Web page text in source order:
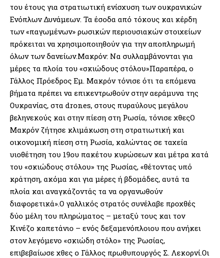
του έτους για στρατιωτική ενίσχυση των ουκρανικών
Ενόπλων Δυνάμεων. Τα έσοδα από τόκους και κέρδη
των «παγωμένων» ρωσικών περιουσιακών στοιχείων
πρόκειται να χρησιμοποιηθούν για την αποπληρωμή
όλων των δανείων.Μακρόν: Να συλλαμβάνονται για
μέρες τα πλοία του «σκιώδους στόλου»Παραπέρα, ο
Γάλλος Πρόεδρος Εμ. Μακρόν τόνισε ότι τα επόμενα
βήματα πρέπει να επικεντρωθούν στην αεράμυνα της
Ουκρανίας, στα drones, στους πυραύλους μεγάλου
βεληνεκούς και στην πίεση στη Ρωσία, τόνισε χθεςΟ
Μακρόν ζήτησε κλιμάκωση στη στρατιωτική και
οικονομική πίεση στη Ρωσία, καλώντας σε ταχεία
υιοθέτηση του 19ου πακέτου κυρώσεων και μέτρα κατά
του «σκιώδους στόλου» της Ρωσίας, «θέτοντας υπό
κράτηση, ακόμα και για μέρες ή βδομάδες, αυτά τα
πλοία και αναγκάζοντάς τα να οργανωθούν
διαφορετικά».Ο γαλλικός στρατός συνέλαβε προχθές
δύο μέλη του πληρώματος – μεταξύ τους και τον
Κινέζο καπετάνιο – ενός δεξαμενόπλοιου που ανήκει
στον λεγόμενο «σκιώδη στόλο» της Ρωσίας,
επιβεβαίωσε χθες ο Γάλλος πρωθυπουργός Σ. Λεκορνί.Οι